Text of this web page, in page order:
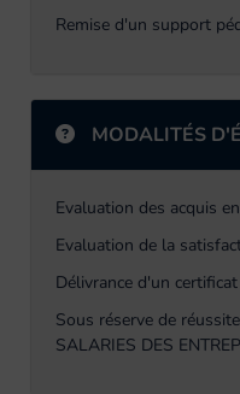
Remise d'un support
MODALITÉS
Evaluation des acquis
Evaluation de la
Délivrance d'un
Sous réserve de
SALARIES DES